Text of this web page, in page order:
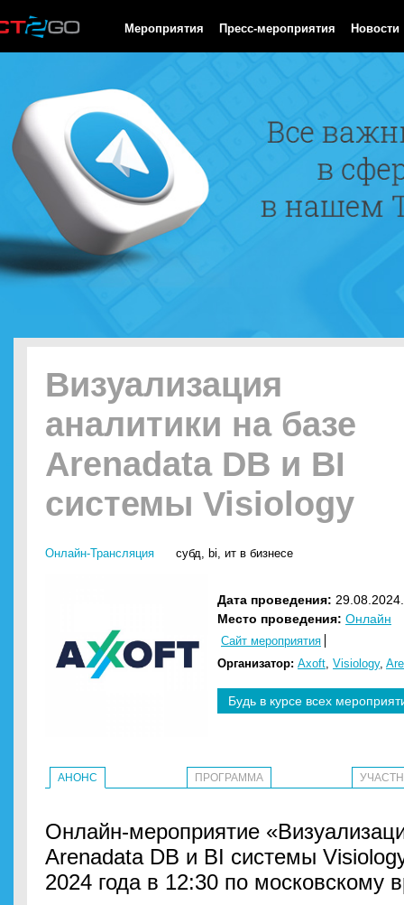
Мероприятия Пресс-мероприятия Новости
Визуализация
аналитики на базе
Arenadata DB и BI
системы Visiology
Онлайн-Трансляция субд, bi, ит в бизнесе
Дата проведения:
Место проведения: Онлайн
Сайт мероприятия
Организатор: Axoft, Visiology,
Будь в курсе всех
АНОНС ПРОГРАММА
Онлайн-мероприятие
Arenadata DB и BI системы
2024 года в 12:30 по московскому